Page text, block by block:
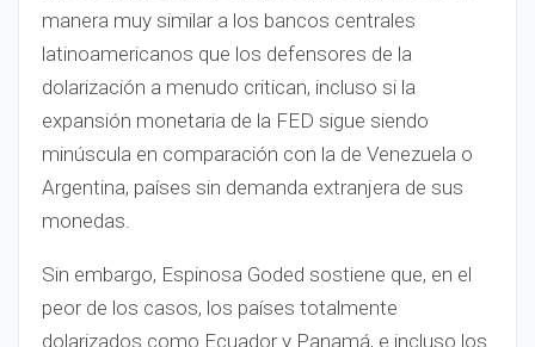
manera muy similar a los bancos centrales
latinoamericanos que los defensores de la
dolarización a menudo critican, incluso si la
expansión monetaria de la FED sigue siendo
minúscula en comparación con la de Venezuela o
Argentina, países sin demanda extranjera de sus
monedas.
Sin embargo, Espinosa Goded sostiene que, en el
peor de los casos, los países totalmente
dolarizados como Ecuador y Panamá, e incluso los